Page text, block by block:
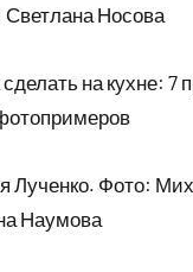
Носова
Лученко. Фото:
Наумова